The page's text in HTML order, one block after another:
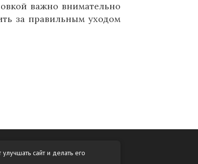
важно внимательно
за правильным уходом
сайт и делать его